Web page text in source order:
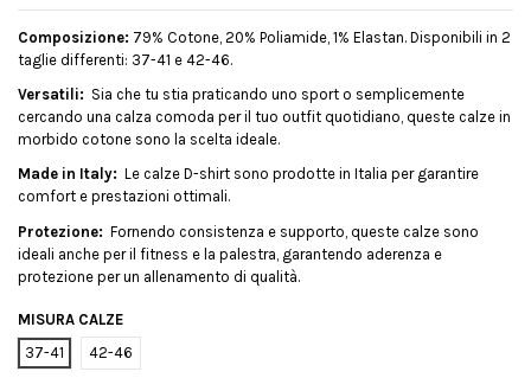
Composizione: 79% Cotone, 20% Poliamide, 1% Elastan. Disponibili in 2
taglie differenti: 37-41 e 42-46.
Versatili: Sia che tu stia praticando uno sport o semplicemente
cercando una calza comoda per il tuo outfit quotidiano, queste calze in
morbido cotone sono la scelta ideale.
Made in Italy: Le calze D-shirt sono prodotte in Italia per garantire
comfort e prestazioni ottimali.
Protezione: Fornendo consistenza e supporto, queste calze sono
ideali anche per il fitness e la palestra, garantendo aderenza e
protezione per un allenamento di qualità.
MISURA CALZE
37-41
42-46